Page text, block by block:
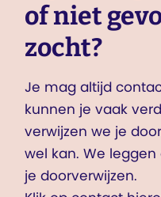
of niet
zocht?
Je mag altijd
kunnen je vaak
verwijzen we je
wel kan. We
je doorverwijzen.